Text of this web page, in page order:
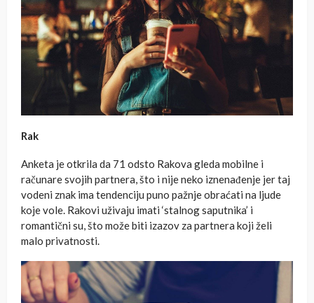
Rak
Anketa je otkrila da 71 odsto Rakova gleda mobilne i
računare svojih partnera, što i nije neko iznenađenje jer taj
vodeni znak ima tendenciju puno pažnje obraćati na ljude
koje vole. Rakovi uživaju imati ‘stalnog saputnika’ i
romantični su, što može biti izazov za partnera koji želi
malo privatnosti.